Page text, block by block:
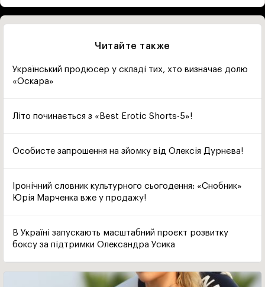
Читайте также
Український продюсер у складі тих, хто визначає долю
«Оскара»
Літо починається з «Best Erotic Shorts-5»!
Особисте запрошення на зйомку від Олексія Дурнєва!
Іронічний словник культурного сьогодення: «Снобник»
Юрія Марченка вже у продажу!
В Україні запускають масштабний проєкт розвитку
боксу за підтримки Олександра Усика